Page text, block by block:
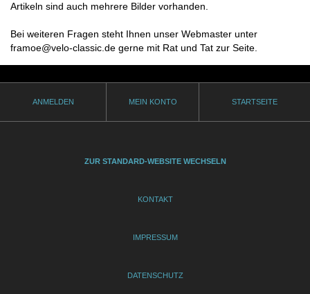
Artikeln sind auch mehrere Bilder vorhanden.
Bei weiteren Fragen steht Ihnen unser Webmaster unter
framoe@velo-classic.de gerne mit Rat und Tat zur Seite.
ANMELDEN MEIN KONTO STARTSEITE
ZUR STANDARD-WEBSITE WECHSELN
KONTAKT
IMPRESSUM
DATENSCHUTZ